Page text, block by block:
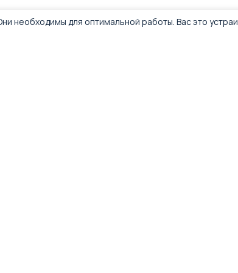
необходимы для оптимальной работы. Вас это